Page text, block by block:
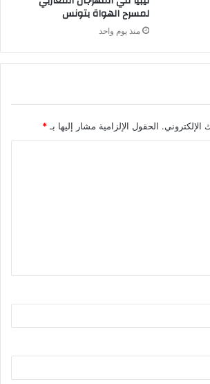
لمسرح الهواة بتونس
منذ يوم واحد
الحقول الإلزامية مشار إليها بـ *